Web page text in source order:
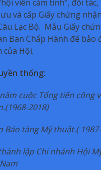
viên cảm tình”, đối
và cấp Giấy chứng
Lạc Bộ. Mẫu Giấy
Ban Chấp Hành để bảo
của Hội.
thống:
cuộc Tổng tiến công
2018)
tàng Mỹ thuật.(
lập Chi nhánh Hội